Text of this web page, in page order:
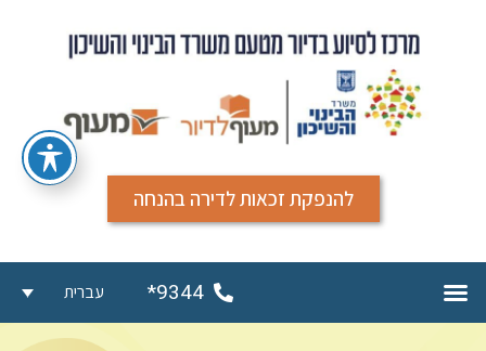
להנפקת זכאות לדירה בהנחה
9344* עברית